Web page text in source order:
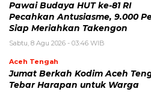
Pawai Budaya HUT ke-81 RI
Pecahkan Antusiasme, 9.000
Siap Meriahkan Takengon
Sabtu, 8 Agu 2026 - 03:46 WIB
Aceh Tengah
Jumat Berkah Kodim Aceh
Tebar Harapan untuk Warga